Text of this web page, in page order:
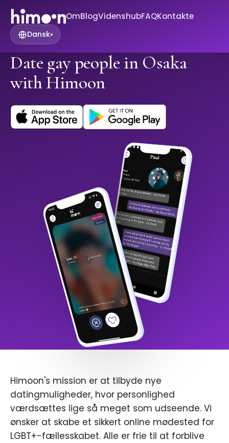
OmBlogVidenshubFAQKontakte
Dansk▾
Date gay people in Osaka
with Himoon
Himoon's mission er at tilbyde nye
datingmuligheder, hvor personlighed
værdsættes lige så meget som udseende. Vi
ønsker at skabe et sikkert online mødested for
LGBT+-fællesskabet. Alle er frie til at forblive